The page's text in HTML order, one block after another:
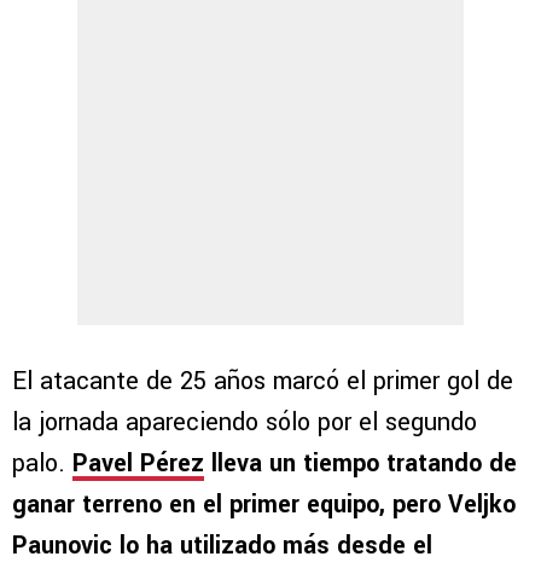
El atacante de 25 años marcó el primer gol de
la jornada apareciendo sólo por el segundo
palo. Pavel Pérez lleva un tiempo tratando de
ganar terreno en el primer equipo, pero Veljko
Paunovic lo ha utilizado más desde el